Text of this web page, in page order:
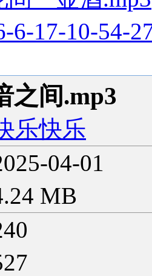
6-17-10-54-
之间.mp3
乐快乐
04-01
MB